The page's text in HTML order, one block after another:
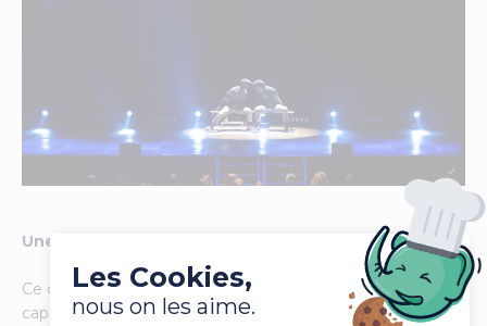
Les Cookies,
nous on les aime.
Une valeur ajoutée artistique et humaine
Ce qui distingue vraiment lesFrench Wingz, c’est leur
capacité à alliercréativité , valeurs humaines etculture